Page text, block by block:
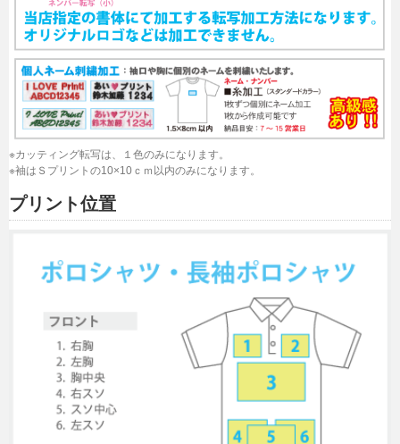
※カッティング転写は、１色のみになります。
※袖はＳプリントの10×10ｃｍ以内のみになります。
プリント位置